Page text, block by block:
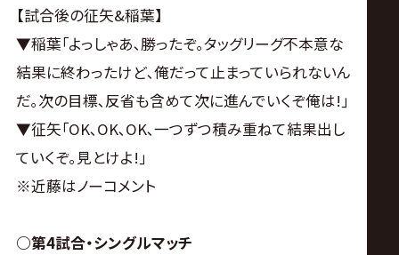
【試合後の征矢&稲葉】
▼稲葉｢よっしゃあ､勝ったぞ｡タッグリーグ不本意な
結果に終わったけど､俺だって止まっていられないん
だ｡次の目標､反省も含めて次に進んでいくぞ俺は!｣
▼征矢｢OK､OK､OK､一つずつ積み重ねて結果出し
ていくぞ｡見とけよ!｣
※近藤はノーコメント
○第4試合・シングルマッチ